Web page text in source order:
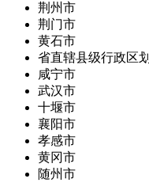
荆州市
荆门市
黄石市
省直辖县级行政区划
咸宁市
武汉市
十堰市
襄阳市
孝感市
黄冈市
随州市